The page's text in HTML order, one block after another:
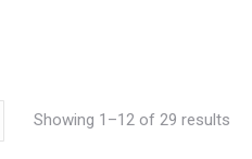
Showing 1–12 of 29 results